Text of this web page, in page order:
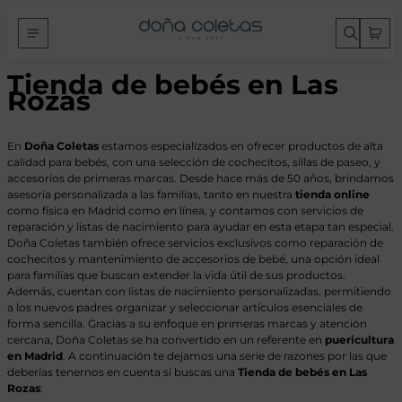
Tienda de bebés en Las
Rozas
En Doña Coletas estamos especializados en ofrecer productos de alta
calidad para bebés, con una selección de cochecitos, sillas de paseo, y
accesorios de primeras marcas. Desde hace más de 50 años, brindamos
asesoría personalizada a las familias, tanto en nuestra tienda online
como física en Madrid como en línea, y contamos con servicios de
reparación y listas de nacimiento para ayudar en esta etapa tan especial.
Doña Coletas también ofrece servicios exclusivos como reparación de
cochecitos y mantenimiento de accesorios de bebé, una opción ideal
para familias que buscan extender la vida útil de sus productos.
Además, cuentan con listas de nacimiento personalizadas, permitiendo
a los nuevos padres organizar y seleccionar artículos esenciales de
forma sencilla. Gracias a su enfoque en primeras marcas y atención
cercana, Doña Coletas se ha convertido en un referente en puericultura
en Madrid. A continuación te dejamos una serie de razones por las que
deberías tenernos en cuenta si buscas una Tienda de bebés en Las
Rozas: